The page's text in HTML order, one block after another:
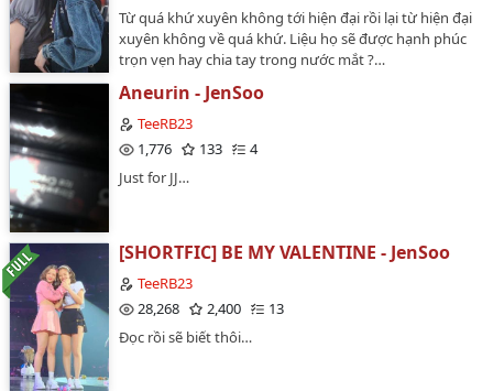
Từ quá khứ xuyên không tới hiện đại rồi lại từ hiện đại
xuyên không về quá khứ. Liệu họ sẽ được hạnh phúc
trọn vẹn hay chia tay trong nước mắt ?…
Aneurin - JenSoo
TeeRB23
1,776
133
4
Just for JJ…
[SHORTFIC] BE MY VALENTINE - JenSoo
TeeRB23
28,268
2,400
13
Đọc rồi sẽ biết thôi…